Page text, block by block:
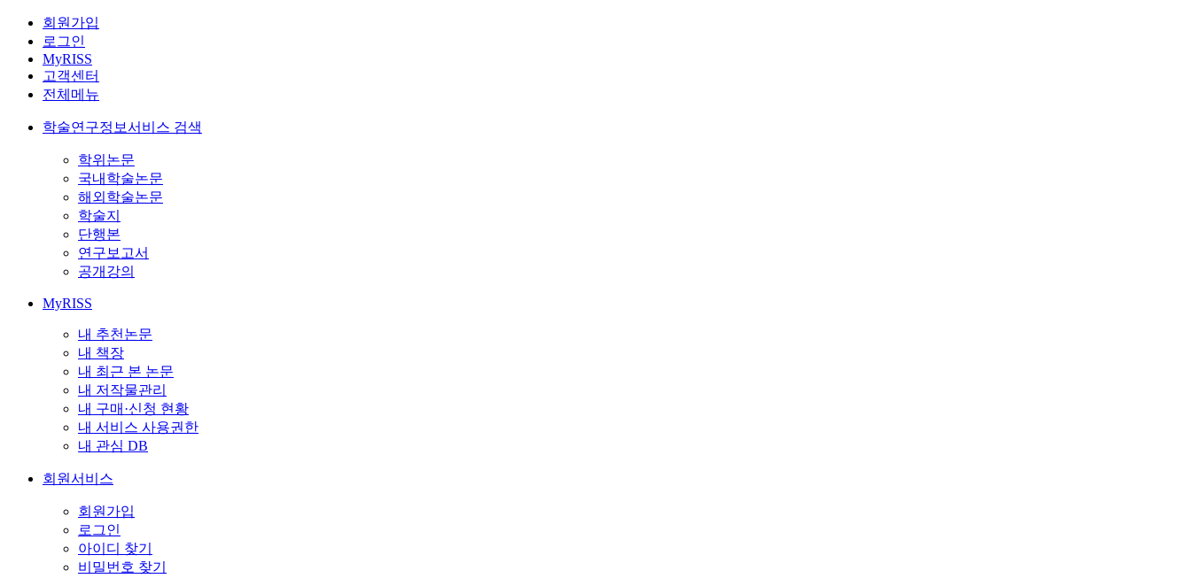
회원가입
로그인
MyRISS
고객센터
전체메뉴
학술연구정보서비스 검색
학위논문
국내학술논문
해외학술논문
학술지
단행본
연구보고서
공개강의
MyRISS
내 추천논문
내 책장
내 최근 본 논문
내 저작물관리
내 구매·신청 현황
내 서비스 사용권한
내 관심 DB
회원서비스
회원가입
로그인
아이디 찾기
비밀번호 찾기